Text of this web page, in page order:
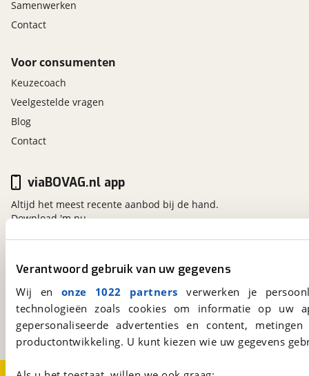
Verantwoord gebruik van uw gegevens
Wij en onze 1022 partners verwerken je
technologieën zoals cookies om informatie op
gepersonaliseerde advertenties en content,
productontwikkeling. U kunt kiezen wie uw gegevens
Samenwerken
Contact
Voor consumenten
Keuzecoach
Veelgestelde vragen
Blog
Contact
viaBOVAG.nl
Kosterijland15
3981 AJ
Bunnik
Een initiatief van
BOVAG
viaBOVAG.nl app
Altijd het meest recente aanbod bij de hand.
Download 'm nu.